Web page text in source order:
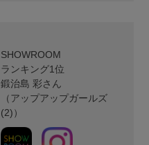
SHOWROOM
ランキング1位
鍛治島 彩さん
（アップアップガールズ
(2)）